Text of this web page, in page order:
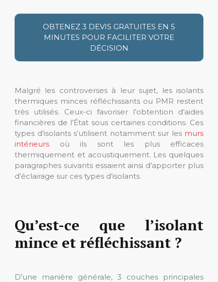
OBTENEZ 3 DEVIS GRATUITES EN 5
MINUTES POUR FACILITER VOTRE
DÉCISION
Malgré les controverses à leur sujet, les isolants
thermiques minces réfléchissants ou PMR restent
très utilisés. Ceux-ci favoriser l’obtention d’aides
financières de l’État sous certaines conditions. Ces
types d’isolants s’utilisent notamment sur les murs
intérieurs où ils sont les plus efficaces
thermiquement et acoustiquement. Les quelques
paragraphes suivants essaient ainsi d’apporter plus
d’éclairage sur ces types d’isolants.
Qu’est-ce que l’isolant
mince et réfléchissant ?
D’une manière générale, 3 couches principales